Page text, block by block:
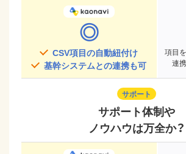
◎
CSV項目の自動紐付け
基幹システムとの連携も可
項目
連
サポート
サポート体制や
ノウハウは万全か？